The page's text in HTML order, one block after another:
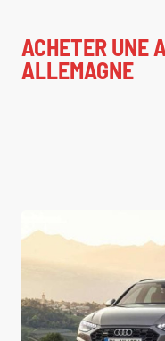
ACHETER UNE
ALLEMAGNE